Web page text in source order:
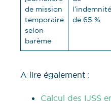
de mission
temporaire
selon
barème
l’indemnité
de 65 %
A lire également :
Calcul des IJSS